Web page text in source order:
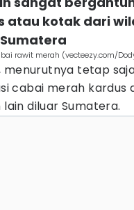
atau kotak dari
rawit merah (vecteezy.com/
menurutnya tetap
cabai merah kardus
lain diluar Sumatera.